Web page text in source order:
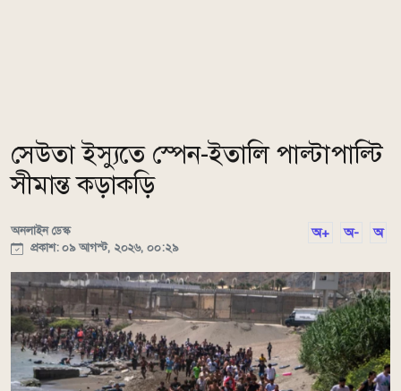
সেউতা ইস্যুতে স্পেন-ইতালি পাল্টাপাল্টি
সীমান্ত কড়াকড়ি
অনলাইন ডেস্ক
প্রকাশ: ০৯ আগস্ট, ২০২৬, ০০:২৯
অ+ অ- অ